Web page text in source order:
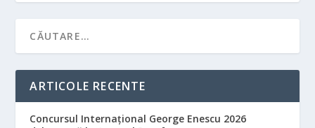
ARTICOLE RECENTE
Concursul Internațional George Enescu 2026